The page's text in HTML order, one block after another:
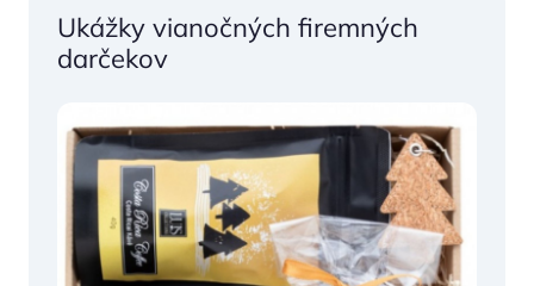
Ukážky vianočných firemných
darčekov